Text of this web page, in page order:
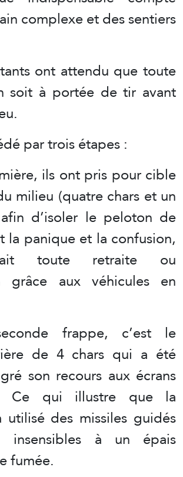
complexe et des sentiers
ont attendu que toute
soit à portée de tir avant
par trois étapes :
ils ont pris pour cible
milieu (quatre chars et un
d’isoler le peloton de
la panique et la confusion,
toute retraite ou
grâce aux véhicules en
frappe, c’est le
de 4 chars qui a été
son recours aux écrans
Ce qui illustre que la
utilisé des missiles guidés
insensibles à un épais
fumée.